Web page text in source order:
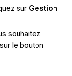
sur Gestion
souhaitez
le bouton